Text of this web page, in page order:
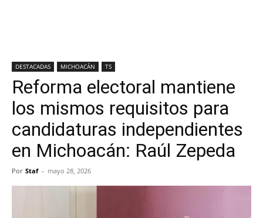
DESTACADAS MICHOACÁN TS
Reforma electoral mantiene
los mismos requisitos para
candidaturas independientes
en Michoacán: Raúl Zepeda
Por Staf - mayo 28, 2026